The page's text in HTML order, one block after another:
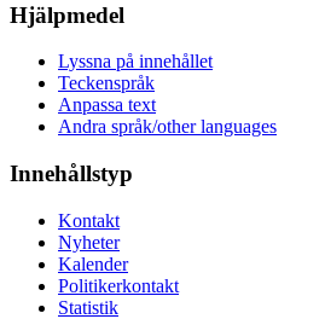
Hjälpmedel
Lyssna på innehållet
Teckenspråk
Anpassa text
Andra språk/other languages
Innehållstyp
Kontakt
Nyheter
Kalender
Politikerkontakt
Statistik